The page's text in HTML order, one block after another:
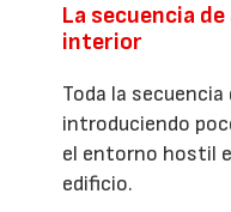
La secuencia
interior
Toda la
introduciendo
el entorno hostil
edificio.